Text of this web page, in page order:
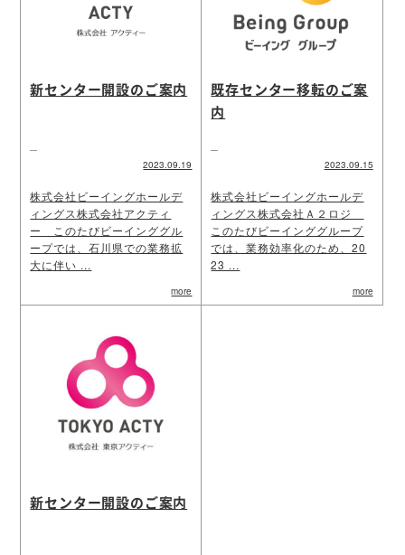
新センター開設のご案内
2023.09.19
株式会社ビーイングホールデ
ィングス株式会社アクティ
ー このたびビーインググル
ープでは、石川県での業務拡
大に伴い ...
more
既存センター移転のご案
内
2023.09.15
株式会社ビーイングホールデ
ィングス株式会社Ａ２ロジ
このたびビーインググループ
では、業務効率化のため、20
23 ...
more
新センター開設のご案内